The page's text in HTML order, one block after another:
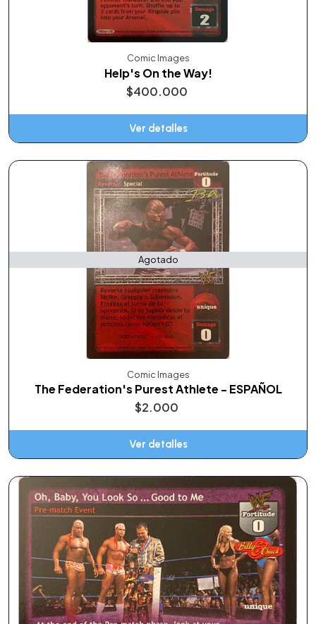
Comic Images
Help's On the Way!
$400.000
Ver detalles
Agotado
Comic Images
The Federation's Purest Athlete - ESPAÑOL
$2.000
Ver detalles